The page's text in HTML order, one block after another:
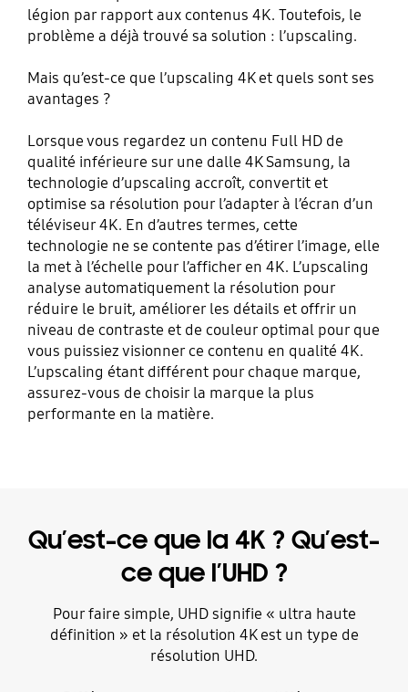
légion par rapport aux contenus 4K. Toutefois, le
problème a déjà trouvé sa solution : l’upscaling.
Mais qu’est-ce que l’upscaling 4K et quels sont ses
avantages ?
Lorsque vous regardez un contenu Full HD de
qualité inférieure sur une dalle 4K Samsung, la
technologie d’upscaling accroît, convertit et
optimise sa résolution pour l’adapter à l’écran d’un
téléviseur 4K. En d’autres termes, cette
technologie ne se contente pas d’étirer l’image, elle
la met à l’échelle pour l’afficher en 4K. L’upscaling
analyse automatiquement la résolution pour
réduire le bruit, améliorer les détails et offrir un
niveau de contraste et de couleur optimal pour que
vous puissiez visionner ce contenu en qualité 4K.
L’upscaling étant différent pour chaque marque,
assurez-vous de choisir la marque la plus
performante en la matière.
Qu’est-ce que la 4K ? Qu’est-
ce que l’UHD ?
Pour faire simple, UHD signifie « ultra haute
définition » et la résolution 4K est un type de
résolution UHD.